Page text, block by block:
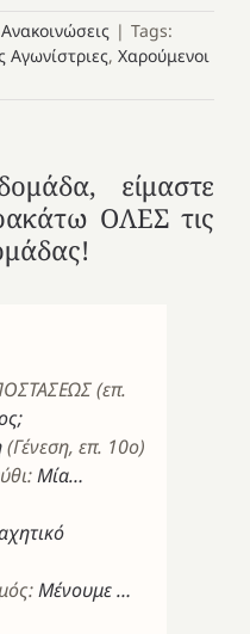
Ανακοινώσεις | Tags:
Αγωνίστριες, Χαρούμενοι
είμαστε
ΟΛΕΣ τις
(επ.
(Γένεση, επ. 10ο)
Μία…
Μένουμε …